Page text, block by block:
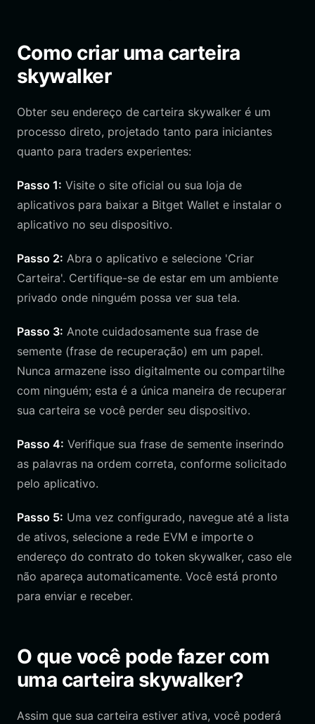
Como criar uma carteira
skywalker
Obter seu endereço de carteira skywalker é um
processo direto, projetado tanto para iniciantes
quanto para traders experientes:
Passo 1: Visite o site oficial ou sua loja de
aplicativos para baixar a Bitget Wallet e instalar o
aplicativo no seu dispositivo.
Passo 2: Abra o aplicativo e selecione 'Criar
Carteira'. Certifique-se de estar em um ambiente
privado onde ninguém possa ver sua tela.
Passo 3: Anote cuidadosamente sua frase de
semente (frase de recuperação) em um papel.
Nunca armazene isso digitalmente ou compartilhe
com ninguém; esta é a única maneira de recuperar
sua carteira se você perder seu dispositivo.
Passo 4: Verifique sua frase de semente inserindo
as palavras na ordem correta, conforme solicitado
pelo aplicativo.
Passo 5: Uma vez configurado, navegue até a lista
de ativos, selecione a rede EVM e importe o
endereço do contrato do token skywalker, caso ele
não apareça automaticamente. Você está pronto
para enviar e receber.
O que você pode fazer com
uma carteira skywalker?
Assim que sua carteira estiver ativa, você poderá